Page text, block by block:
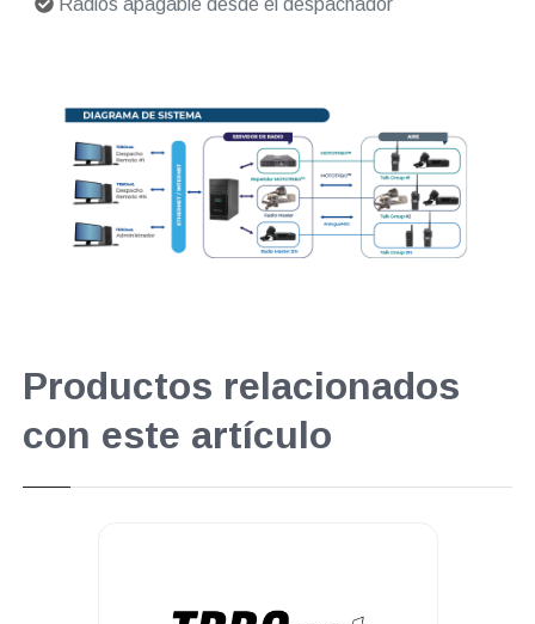
Productos relacionados
con este artículo